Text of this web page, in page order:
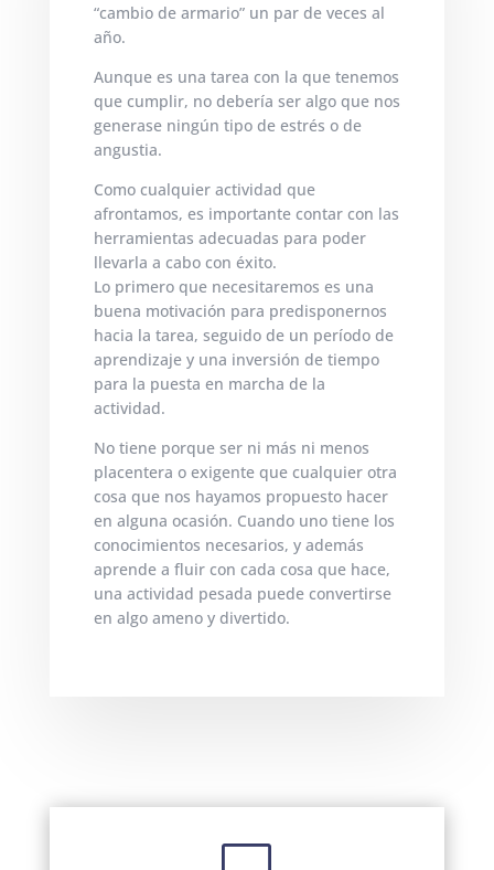
“cambio de armario” un par de veces al
año.
Aunque es una tarea con la que tenemos
que cumplir, no debería ser algo que nos
generase ningún tipo de estrés o de
angustia.
Como cualquier actividad que
afrontamos, es importante contar con las
herramientas adecuadas para poder
llevarla a cabo con éxito.
Lo primero que necesitaremos es una
buena motivación para predisponernos
hacia la tarea, seguido de un período de
aprendizaje y una inversión de tiempo
para la puesta en marcha de la
actividad.
No tiene porque ser ni más ni menos
placentera o exigente que cualquier otra
cosa que nos hayamos propuesto hacer
en alguna ocasión. Cuando uno tiene los
conocimientos necesarios, y además
aprende a fluir con cada cosa que hace,
una actividad pesada puede convertirse
en algo ameno y divertido.